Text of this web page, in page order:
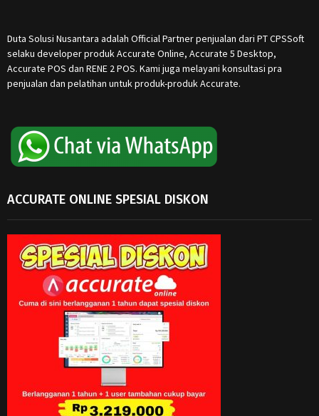
Duta Solusi Nusantara adalah Official Partner penjualan dari PT CPSSoft
selaku developer produk Accurate Online, Accurate 5 Desktop,
Accurate POS dan RENE 2 POS. Kami juga melayani konsultasi pra
penjualan dan pelatihan untuk produk-produk Accurate.
ACCURATE ONLINE SPESIAL DISKON